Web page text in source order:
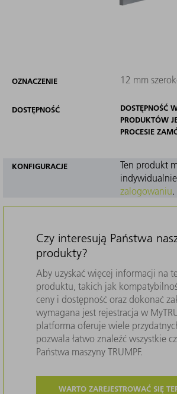
OZNACZENIE 12 mm
DOSTĘPNOŚĆ
DOSTĘPNOŚĆ
PRODUKTÓW
PROCESIE
KONFIGURACJE
Ten produkt
zalogowaniu.
Czy interesują Państwa
produkty?
Aby uzyskać więcej informacji na
produktu, takich jak
ceny i dostępność oraz dokonać
wymagana jest rejestracja w
platforma oferuje wiele
pozwala łatwo znaleźć wszystkie
Państwa maszyny TRUMPF.
WARTO ZAREJESTROWAĆ SIĘ